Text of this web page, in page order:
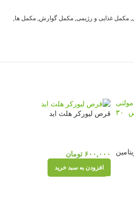
, مکمل غذایی و رژیمی, مکمل گوارش, مکمل ها,
قرص لیورکر هلث اید
۶۰۰,۰۰۰ تومان
افزودن به سبد خرید